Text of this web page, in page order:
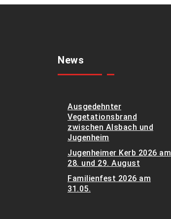
News
Ausgedehnter
Vegetationsbrand
zwischen Alsbach und
Jugenheim
Jugenheimer Kerb 2026 am
28. und 29. August
Familienfest 2026 am
31.05.